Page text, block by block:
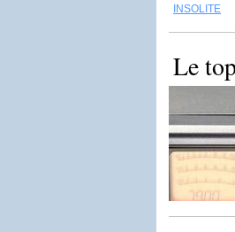
INSOLITE
Le